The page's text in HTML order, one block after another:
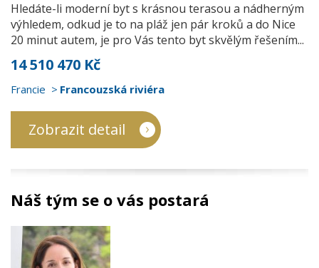
Hledáte-li moderní byt s krásnou terasou a nádherným
výhledem, odkud je to na pláž jen pár kroků a do Nice
20 minut autem, je pro Vás tento byt skvělým řešením...
14 510 470 Kč
Francie Francouzská riviéra
Zobrazit detail
Náš tým se o vás postará